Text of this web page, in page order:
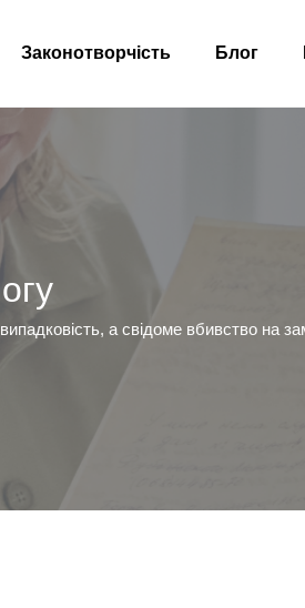
Законотворчість Блог
а свідоме вбивство на